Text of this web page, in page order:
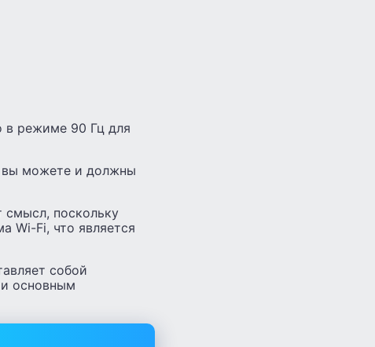
в режиме 90 Гц для
вы можете и должны
смысл, поскольку
Wi-Fi, что является
собой
основным